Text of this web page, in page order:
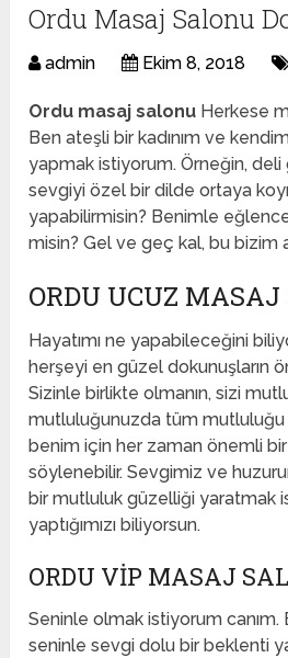
Ordu Masaj Salonu
admin Ekim 8, 2018
Ordu masaj salonu Herkese
Ben ateşli bir kadınım ve
yapmak istiyorum. Örneğin,
sevgiyi özel bir dilde ortaya
yapabilirmisin? Benimle
misin? Gel ve geç kal, bu bizim
ORDU UCUZ MASAJ
Hayatımı ne yapabileceğini
herşeyi en güzel dokunuşların
Sizinle birlikte olmanın, sizi
mutluluğunuzda tüm
benim için her zaman önemli
söylenebilir. Sevgimiz ve
bir mutluluk güzelliği yaratmak
yaptığımızı biliyorsun.
ORDU VIP MASAJ
Seninle olmak istiyorum canım.
seninle sevgi dolu bir beklenti